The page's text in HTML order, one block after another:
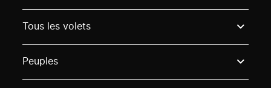
Tous les volets
Peuples